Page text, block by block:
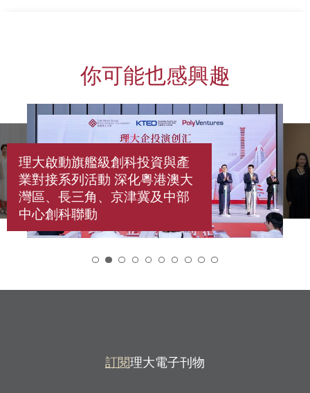
你可能也感興趣
理大啟動旗艦級創科投資與產
業對接系列活動 深化粵港澳大
灣區、長三角、京津冀及中部
中心創科聯動
訂閱理大電子刊物